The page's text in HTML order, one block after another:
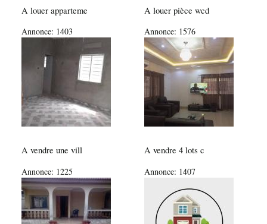
A louer apparteme
Annonce: 1403
A louer pièce wcd
Annonce: 1576
A vendre une vill
Annonce: 1225
A vendre 4 lots c
Annonce: 1407